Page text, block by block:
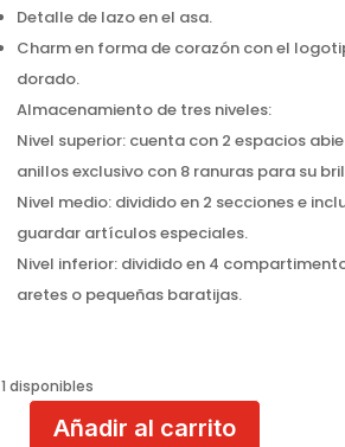
Detalle de lazo en el asa.
Charm en forma de corazón con el
dorado.
Almacenamiento de tres niveles:
Nivel superior: cuenta con 2 espacios
anillos exclusivo con 8 ranuras para su
Nivel medio: dividido en 2 secciones e
guardar artículos especiales.
Nivel inferior: dividido en 4
aretes o pequeñas baratijas.
1 disponibles
Añadir al carrito